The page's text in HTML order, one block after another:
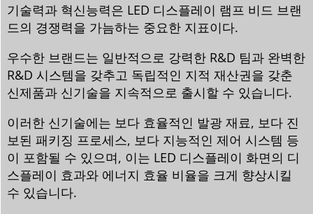
기술력과 혁신능력은 LED 디스플레이 램프 비드 브랜
드의 경쟁력을 가늠하는 중요한 지표이다.
우수한 브랜드는 일반적으로 강력한 R&D 팀과 완벽한
R&D 시스템을 갖추고 독립적인 지적 재산권을 갖춘
신제품과 신기술을 지속적으로 출시할 수 있습니다.
이러한 신기술에는 보다 효율적인 발광 재료, 보다 진
보된 패키징 프로세스, 보다 지능적인 제어 시스템 등
이 포함될 수 있으며, 이는 LED 디스플레이 화면의 디
스플레이 효과와 에너지 효율 비율을 크게 향상시킬
수 있습니다.